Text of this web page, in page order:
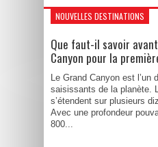
NOUVELLES DESTINATIONS
Que faut-il savoir
Canyon pour la
Le Grand Canyon est l’un
saisissants de la planète.
s’étendent sur plusieurs
Avec une profondeur
800...